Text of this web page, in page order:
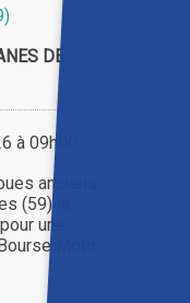
DE
à 09h00
anciens
(59) le
une
Moto